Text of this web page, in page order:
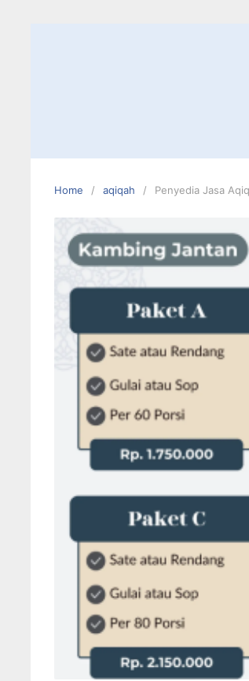
Home aqiqah Penyedia Jasa